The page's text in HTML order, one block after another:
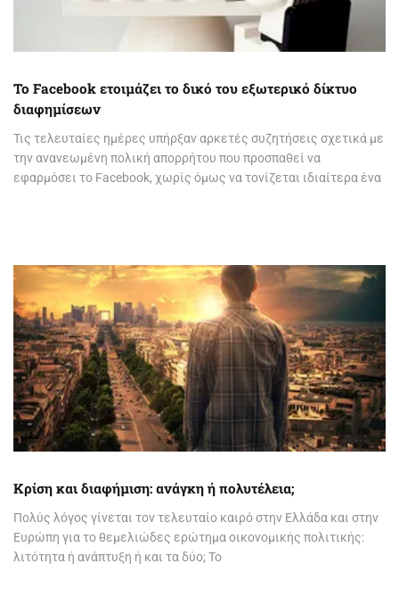
Το Facebook ετοιμάζει το δικό του εξωτερικό δίκτυο
διαφημίσεων
Τις τελευταίες ημέρες υπήρξαν αρκετές συζητήσεις σχετικά με
την ανανεωμένη πολική απορρήτου που προσπαθεί να
εφαρμόσει το Facebook, χωρίς όμως να τονίζεται ιδιαίτερα ένα
Κρίση και διαφήμιση: ανάγκη ή πολυτέλεια;
Πολύς λόγος γίνεται τον τελευταίο καιρό στην Ελλάδα και στην
Ευρώπη για το θεμελιώδες ερώτημα οικονομικής πολιτικής:
λιτότητα ή ανάπτυξη ή και τα δύο; Το